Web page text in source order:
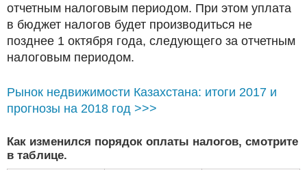
отчетным налоговым периодом. При этом уплата
в бюджет налогов будет производиться не
позднее 1 октября года, следующего за отчетным
налоговым периодом.
Рынок недвижимости Казахстана: итоги 2017 и
прогнозы на 2018 год >>>
Как изменился порядок оплаты налогов, смотрите
в таблице.